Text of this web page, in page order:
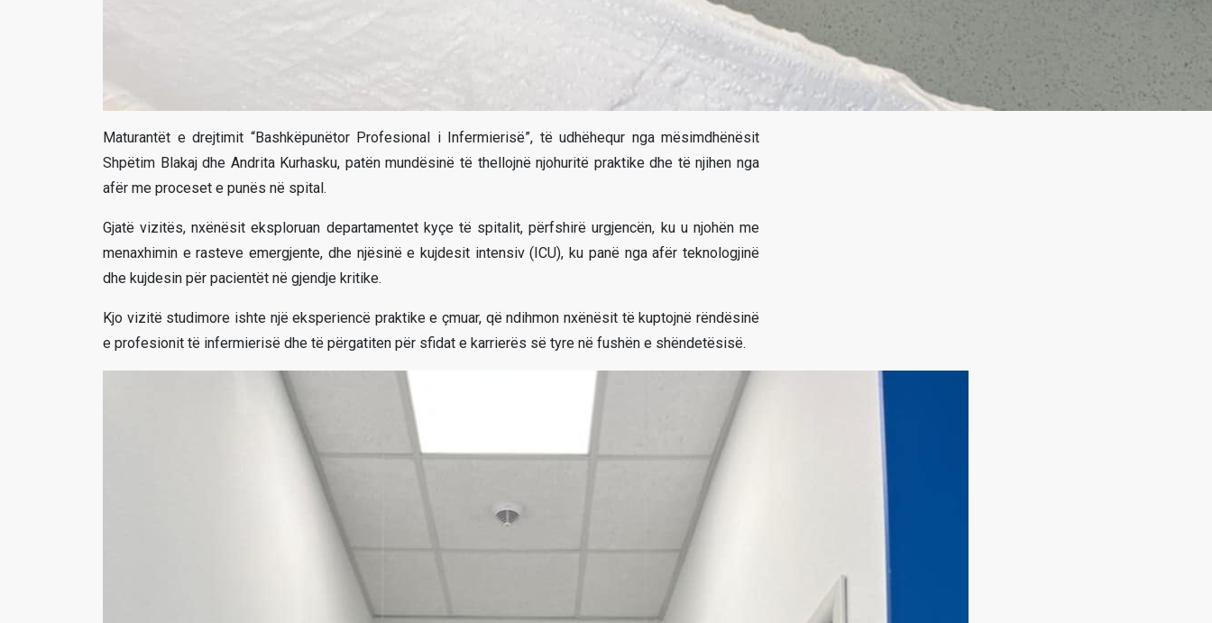
Maturantët e drejtimit “Bashkëpunëtor Profesional i Infermierisë”, të udhëhequr nga mësimdhënësit
Shpëtim Blakaj dhe Andrita Kurhasku, patën mundësinë të thellojnë njohuritë praktike dhe të njihen nga
afër me proceset e punës në spital.
Gjatë vizitës, nxënësit eksploruan departamentet kyçe të spitalit, përfshirë urgjencën, ku u njohën me
menaxhimin e rasteve emergjente, dhe njësinë e kujdesit intensiv (ICU), ku panë nga afër teknologjinë
dhe kujdesin për pacientët në gjendje kritike.
Kjo vizitë studimore ishte një eksperiencë praktike e çmuar, që ndihmon nxënësit të kuptojnë rëndësinë
e profesionit të infermierisë dhe të përgatiten për sfidat e karrierës së tyre në fushën e shëndetësisë.